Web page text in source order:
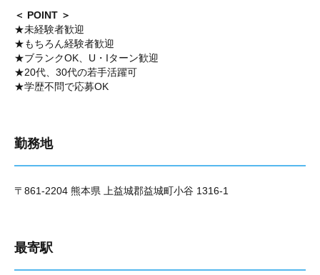
＜ POINT ＞
★未経験者歓迎
★もちろん経験者歓迎
★ブランクOK、U・Iターン歓迎
★20代、30代の若手活躍可
★学歴不問で応募OK
勤務地
〒861-2204 熊本県 上益城郡益城町小谷 1316-1
最寄駅